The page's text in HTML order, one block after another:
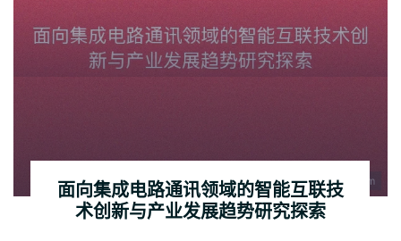
面向集成电路通讯领域的智能互联技
术创新与产业发展趋势研究探索